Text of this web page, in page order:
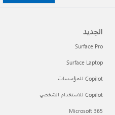
الجديد
Surface Pro
Surface Laptop
Copilot للمؤسسات
Copilot للاستخدام الشخصي
Microsoft 365